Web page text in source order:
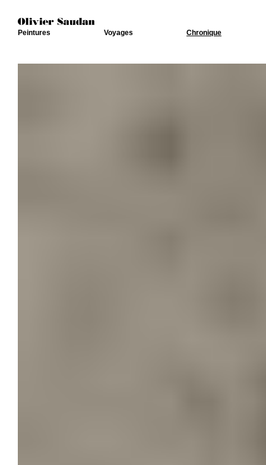
Peintures Voyages Chronique